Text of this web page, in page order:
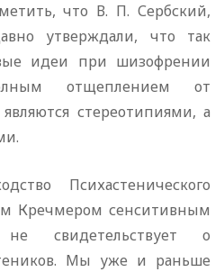
что В. П. Сербский,
утверждали, что так
идеи при шизофрении
отщеплением от
стереотипиями, а
Психастенического
Кречмером сенситивным
свидетельствует о
Мы уже и раньше